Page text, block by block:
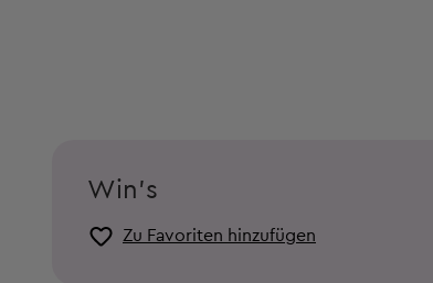
Win's
Zu Favoriten hinzufügen